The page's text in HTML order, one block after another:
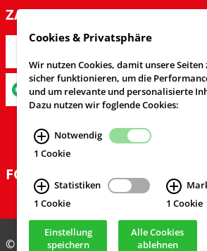
ZAHLARTEN
FOLGEN SIE UNS
© Feuerwehrversand 2024
Cookies & Privatsphäre
Wir nutzen Cookies, damit unsere Seiten
sicher funktionieren, um die
und um relevante und personalisierte
Dazu nutzen wir foglende Cookies:
Notwendig
1 Cookie
Statistiken
1 Cookie
1 Cookie
Einstellung
speichern
Alle Cookies
ablehnen